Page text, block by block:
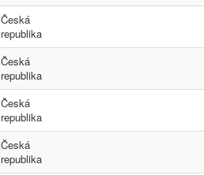
Česká
republika
Česká
republika
Česká
republika
Česká
republika